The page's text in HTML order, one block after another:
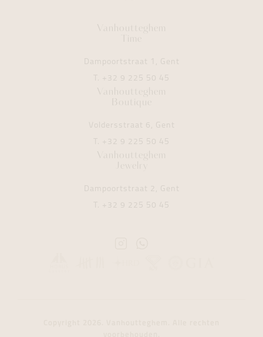
Vanhoutteghem
Time
Dampoortstraat 1, Gent
T. +32 9 225 50 45
Vanhoutteghem
Boutique
Voldersstraat 6, Gent
T. +32 9 225 50 45
Vanhoutteghem
Jewelry
Dampoortstraat 2, Gent
T. +32 9 225 50 45